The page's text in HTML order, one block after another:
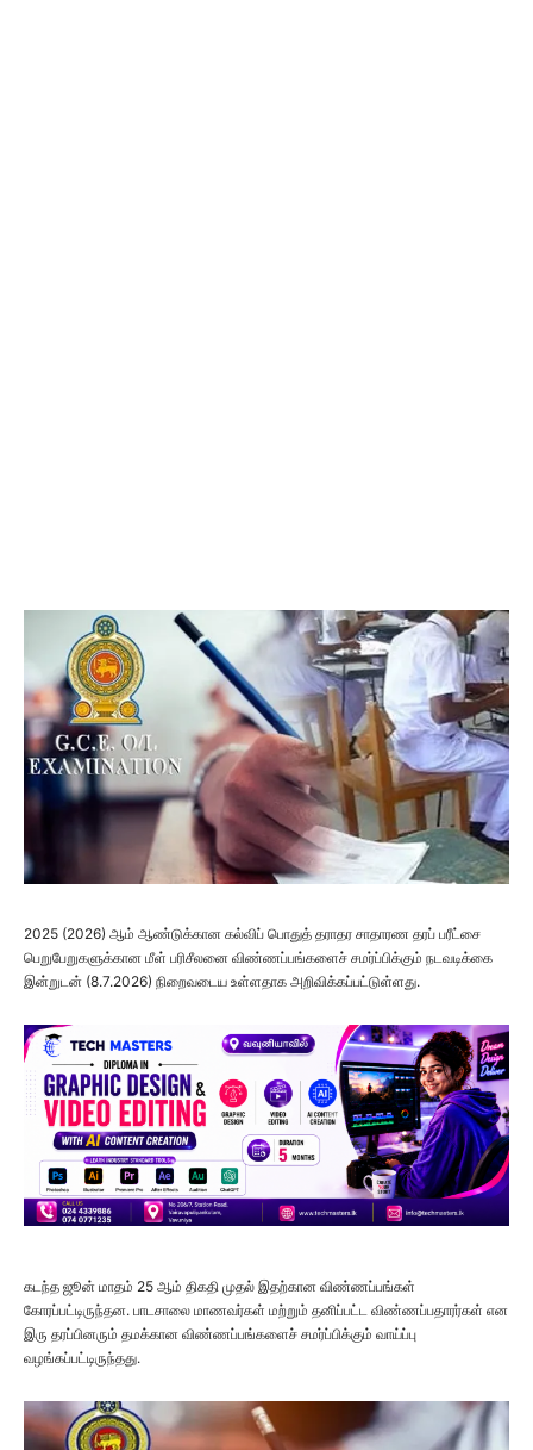
2025 (2026) ஆம் ஆண்டுக்கான கல்விப் பொதுத் தராதர சாதாரண தரப் பரீட்சை
பெறுபேறுகளுக்கான மீள் பரிசீலனை விண்ணப்பங்களைச் சமர்ப்பிக்கும் நடவடிக்கை
இன்றுடன் (8.7.2026) நிறைவடைய உள்ளதாக அறிவிக்கப்பட்டுள்ளது.
கடந்த ஜூன் மாதம் 25 ஆம் திகதி முதல் இதற்கான விண்ணப்பங்கள்
கோரப்பட்டிருந்தன. பாடசாலை மாணவர்கள் மற்றும் தனிப்பட்ட விண்ணப்பதாரர்கள் என
இரு தரப்பினரும் தமக்கான விண்ணப்பங்களைச் சமர்ப்பிக்கும் வாய்ப்பு
வழங்கப்பட்டிருந்தது.